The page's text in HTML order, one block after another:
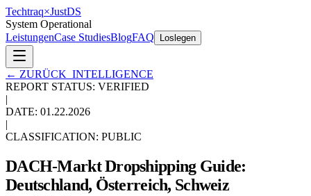
Techtraq×JustDS
System Operational
LeistungenCase StudiesBlogFAQ Loslegen
← ZURÜCK_INTELLIGENCE
REPORT STATUS: VERIFIED
|
DATE: 01.22.2026
|
CLASSIFICATION: PUBLIC
DACH-Markt Dropshipping Guide:
Deutschland, Österreich, Schweiz